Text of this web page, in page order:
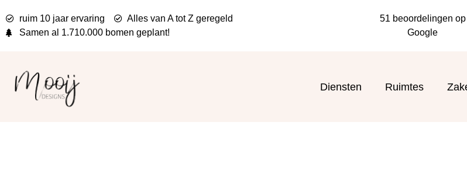
ruim 10 jaar ervaring
Alles van A tot Z geregeld
Samen al 1.710.000 bomen geplant!
51 beoordelingen op
Google
Diensten Ruimtes